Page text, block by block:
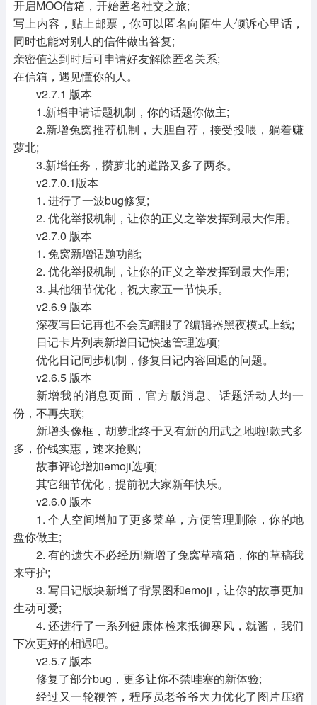
开启MOO信箱，开始匿名社交之旅;
写上内容，贴上邮票，你可以匿名向陌生人倾诉心里话，
同时也能对别人的信件做出答复;
亲密值达到时后可申请好友解除匿名关系;
在信箱，遇见懂你的人。
v2.7.1 版本
1.新增申请话题机制，你的话题你做主;
2.新增兔窝推荐机制，大胆自荐，接受投喂，躺着赚
萝北;
3.新增任务，攒萝北的道路又多了两条。
v2.7.0.1版本
1. 进行了一波bug修复;
2. 优化举报机制，让你的正义之举发挥到最大作用。
v2.7.0 版本
1. 兔窝新增话题功能;
2. 优化举报机制，让你的正义之举发挥到最大作用;
3. 其他细节优化，祝大家五一节快乐。
v2.6.9 版本
深夜写日记再也不会亮瞎眼了?编辑器黑夜模式上线;
日记卡片列表新增日记快速管理选项;
优化日记同步机制，修复日记内容回退的问题。
v2.6.5 版本
新增我的消息页面，官方版消息、话题活动人均一
份，不再失联;
新增头像框，胡萝北终于又有新的用武之地啦!款式多
多，价钱实惠，速来抢购;
故事评论增加emoji选项;
其它细节优化，提前祝大家新年快乐。
v2.6.0 版本
1. 个人空间增加了更多菜单，方便管理删除，你的地
盘你做主;
2. 有的遗失不必经历!新增了兔窝草稿箱，你的草稿我
来守护;
3. 写日记版块新增了背景图和emoji，让你的故事更加
生动可爱;
4. 还进行了一系列健康体检来抵御寒风，就酱，我们
下次更好的相遇吧。
v2.5.7 版本
修复了部分bug，更多让你不禁哇塞的新体验;
经过又一轮鞭笞，程序员老爷爷大力优化了图片压缩